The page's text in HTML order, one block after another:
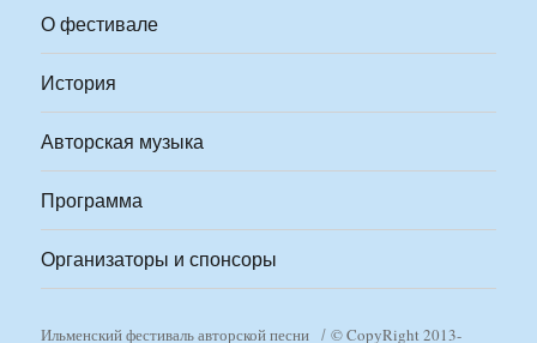
О фестивале
История
Авторская музыка
Программа
Организаторы и спонсоры
Ильменский фестиваль авторской песни © CopyRight 2013-